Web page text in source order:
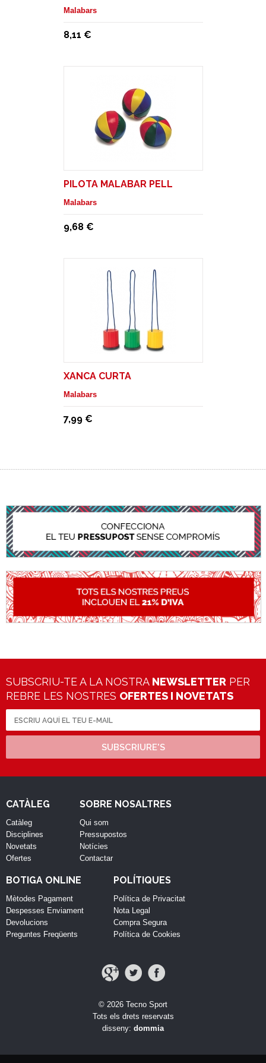
Malabars
8,11 €
PILOTA MALABAR PELL
Malabars
9,68 €
XANCA CURTA
Malabars
7,99 €
SUBSCRIU-TE A LA NOSTRA NEWSLETTER PER
REBRE LES NOSTRES OFERTES I NOVETATS
SUBSCRIURE'S
CATÀLEG
Catàleg
Disciplines
Novetats
Ofertes
SOBRE NOSALTRES
Qui som
Pressupostos
Notícies
Contactar
BOTIGA ONLINE
Mètodes Pagament
Despesses Enviament
Devolucions
Preguntes Freqüents
POLÍTIQUES
Política de Privacitat
Nota Legal
Compra Segura
Política de Cookies
© 2026 Tecno Sport
Tots els drets reservats
disseny: dommia